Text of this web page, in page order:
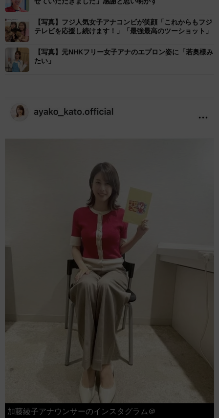
【写真】フジ人気女子アナコンビが笑顔「これからもフジ
テレビを応援し続けます！」「最強最高のツーショット」
【写真】元NHKフリー女子アナのエプロン姿に「若奥様み
たい」
加藤綾子アナウンサーのインスタグラム＠